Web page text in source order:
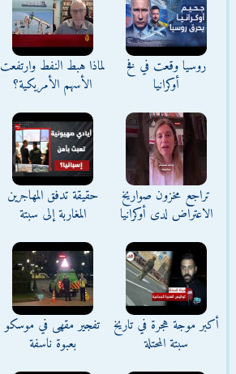
روسيا وقعت في فخ
أوكرانيا
لماذا هبط النفط وارتفعت
الأسهم الأمريكية؟
تراجع مخزون صواريخ
الاعتراض لدى أوكرانيا
حقيقة تدفق المهاجرين
المغاربة إلى سبتة
أكبر موجة هجرة في تاريخ
سبتة المحتلة
تفجير مقهى في موسكو
بعبوة ناسفة